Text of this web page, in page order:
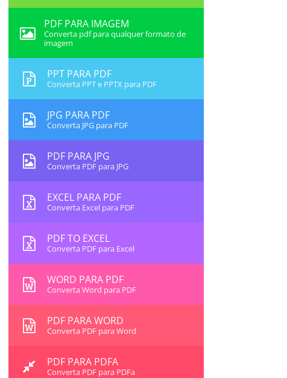
PDF PARA IMAGEM
Converta pdf para qualquer formato de
imagem
PPT PARA PDF
Converta PPT e PPTX para PDF
JPG PARA PDF
Converta JPG para PDF
PDF PARA JPG
Converta PDF para JPG
EXCEL PARA PDF
Converta Excel para PDF
PDF TO EXCEL
Converta PDF para Excel
WORD PARA PDF
Converta Word para PDF
PDF PARA WORD
Converta PDF para Word
PDF PARA PDFA
Converta PDF para PDFa